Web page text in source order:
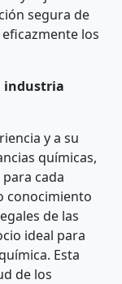
segura de
los
industria
y a su
químicas,
cada
conocimiento
de las
ideal para
Esta
de los